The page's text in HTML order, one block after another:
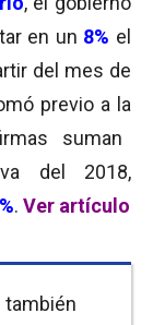
en un 8% el
del mes de
previo a la
suman
del 2018,
. Ver artículo
también